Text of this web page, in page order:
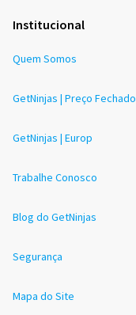
Institucional
Quem Somos
GetNinjas | Preço Fechado
GetNinjas | Europ
Trabalhe Conosco
Blog do GetNinjas
Segurança
Mapa do Site